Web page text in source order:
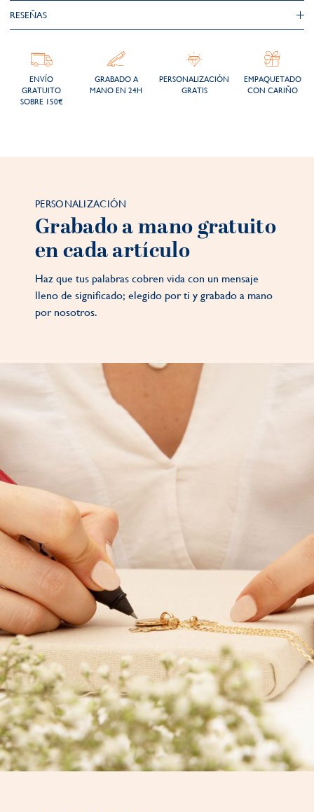
RESEÑAS
ENVÍO
GRATUITO
SOBRE 150€
GRABADO A
MANO EN 24H
PERSONALIZACIÓN
GRATIS
EMPAQUETADO
CON CARIÑO
PERSONALIZACIÓN
Grabado a mano gratuito
en cada artículo
Haz que tus palabras cobren vida con un mensaje
lleno de significado; elegido por ti y grabado a mano
por nosotros.